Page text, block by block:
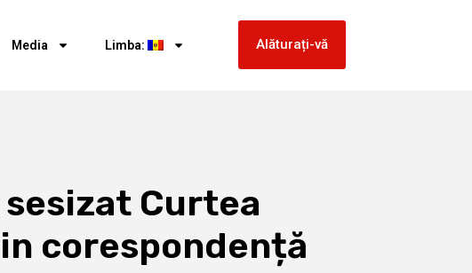
Media Limba: Alăturați-vă
Curtea
corespondență